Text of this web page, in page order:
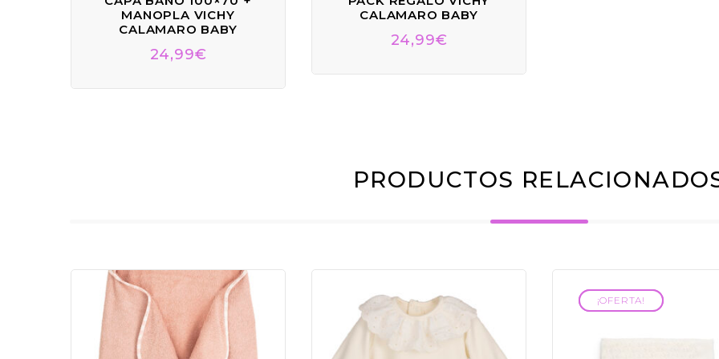
MANOPLA VICHY
CALAMARO BABY
24,99€
CALAMARO BABY
24,99€
PRODUCTOS
¡OFERTA!
¡OFERTA!